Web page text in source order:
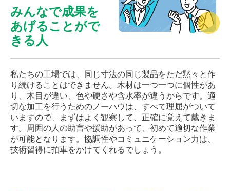
みんなで成果を
あげることがで
きる人
私たちの工場では、同じ寸法の同じ製品をただ黙々と作
り続けることはできません。木材は一つ一つに個性があ
り、木目が違い、色や硬さや含水率が違うからです。適
切な加工を行うためのノーハウは、すべて理屈がついて
いますので、まずはよく観察して、正確に覚えて戴きま
す。周囲の人の助言や援助があって、初めて適切な作業
が可能となります。協調性やコミュニケーション力は、
技術習得に拍車をかけてくれるでしょう。